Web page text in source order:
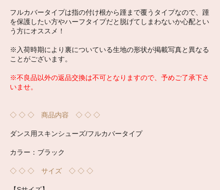
フルカバータイプは指の付け根から踵まで覆うタイプなので、踵
を保護したい方やハーフタイプだと脱げてしまわないか心配とい
う方にオススメ！
※入荷時期により裏についている生地の形状が掲載写真と異なる
ことがございます。
※不良品以外の返品交換は不可となりますので、予めご了承下さ
いませ。
◇ ◇ ◇ 商品内容 ◇ ◇ ◇
ダンス用スキンシューズ/フルカバータイプ
カラー：ブラック
◇ ◇ ◇ サイズ ◇ ◇ ◇